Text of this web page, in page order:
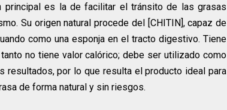
principal es la de facilitar el tránsito de las grasas
Su origen natural procede del [CHITIN], capaz de
como una esponja en el tracto digestivo. Tiene
no tiene valor calórico; debe ser utilizado como
por lo que resulta el producto ideal para
de forma natural y sin riesgos.